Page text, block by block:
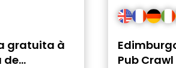
gratuita à
de
Pub